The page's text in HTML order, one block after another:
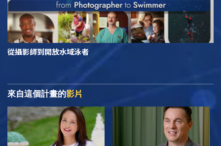
從攝影師到開放水域泳者
來自這個計畫的影片